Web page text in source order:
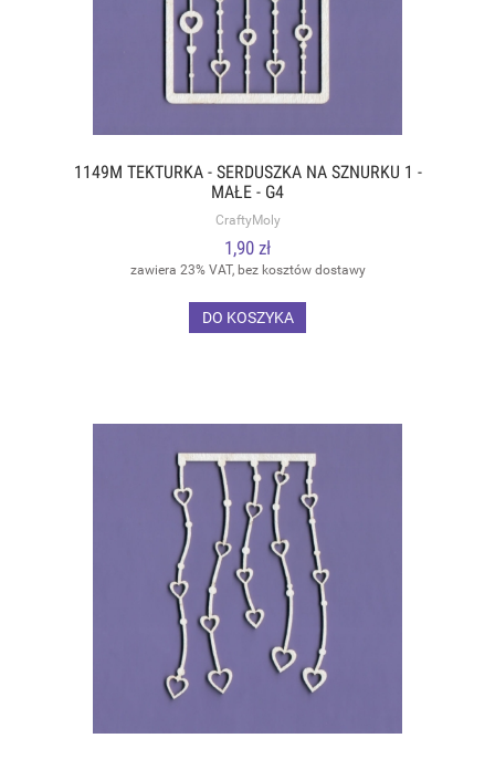
1149M TEKTURKA - SERDUSZKA NA SZNURKU 1 -
MAŁE - G4
CraftyMoly
1,90 zł
zawiera 23% VAT, bez kosztów dostawy
DO KOSZYKA